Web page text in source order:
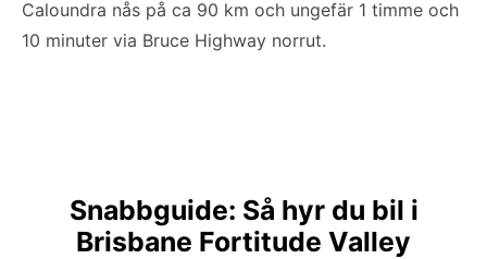
Caloundra nås på ca 90 km och ungefär 1 timme och
10 minuter via Bruce Highway norrut.
Snabbguide: Så hyr du bil i
Brisbane Fortitude Valley